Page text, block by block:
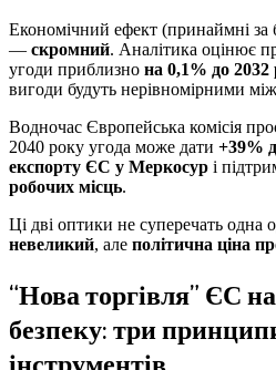
Економічний ефект (принаймні за
— скромний. Аналітика оцінює
угоди приблизно на 0,1% до 2032
вигоди будуть нерівномірними
Водночас Європейська комісія
2040 року угода може дати +39%
експорту ЄС у Меркосур і
робочих місць.
Ці дві оптики не суперечать одна
невеликий, але політична ціна
“Нова торгівля” ЄС
безпеку: три
інструментів